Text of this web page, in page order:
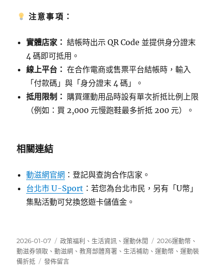
注意事項：
實體店家： 結帳時出示 QR Code 並提供身分證末
4 碼即可抵用。
線上平台： 在合作電商或售票平台結帳時，輸入
「付款碼」與「身分證末 4 碼」。
抵用限制： 購買運動用品時設有單次折抵比例上限
（例如：買 2,000 元慢跑鞋最多折抵 200 元）。
相關連結
動滋網官網 ：登記與查詢合作店家。
台北市 U-Sport ：若您為台北市民，另有「U幣」
集點活動可兌換悠遊卡儲值金。
發
佈
日
2026-01-07
分
類
政策福利 、 生活資訊 、運動休閒
標
籤
2026運動幣 、
動滋券領取 、動滋網 、教育部體育署 、 生活補助 、運動幣 、運動裝
備折抵
在
發佈留言